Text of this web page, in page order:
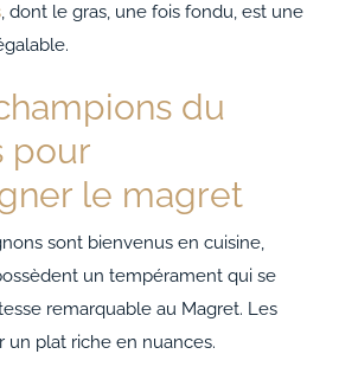
, dont le gras, une fois fondu, est une
du
pour
le magret
sont bienvenus en cuisine,
un tempérament qui se
remarquable au Magret. Les
un plat riche en nuances.